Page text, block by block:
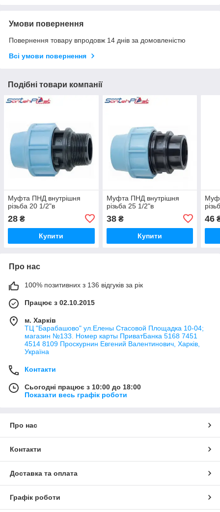
Умови повернення
Повернення товару впродовж 14 днів за домовленістю
Всі умови повернення
Подібні товари компанії
Муфта ПНД внутрішня
різьба 20 1/2"в
28 ₴
Купити
Муфта ПНД внутрішня
різьба 25 1/2"в
38₴
Купити
46
Про нас
100% позитивних з 136 відгуків за рік
Працює з 02.10.2015
м. Харків
ТЦ "Барабашово" ул.Елены Стасовой Площадка 10-04;
магазин №133. Номер карты ПриватБанка 5168 7451
4514 8109 Проскурнин Евгений Валентинович, Харків,
Україна
Контакти
Сьогодні працює з 10:00 до 18:00
Показати весь графік роботи
Про нас
Контакти
Доставка та оплата
Графік роботи